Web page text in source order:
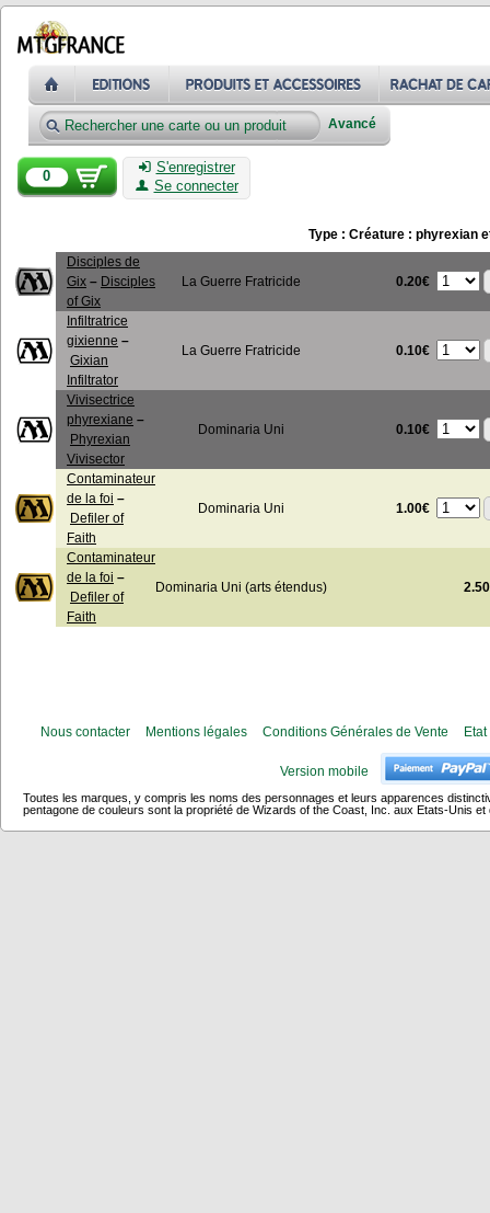
Avancé
0
S'enregistrer
Se connecter
Type : Créature : phyrexian
Disciples de
Gix – Disciples
of Gix
La Guerre Fratricide 0.20€
Infiltratrice
gixienne –
Gixian
Infiltrator
La Guerre Fratricide 0.10€
Vivisectrice
phyrexiane –
Phyrexian
Vivisector
Dominaria Uni 0.10€
Contaminateur
de la foi –
Defiler of
Faith
Dominaria Uni 1.00€
Contaminateur
de la foi –
Defiler of
Faith
Dominaria Uni (arts étendus)
Nous contacter Mentions légales Conditions Générales de Vente
Version mobile
Toutes les marques, y compris les noms des personnages et leurs apparences
pentagone de couleurs sont la propriété de Wizards of the Coast, Inc. aux Etats-Unis